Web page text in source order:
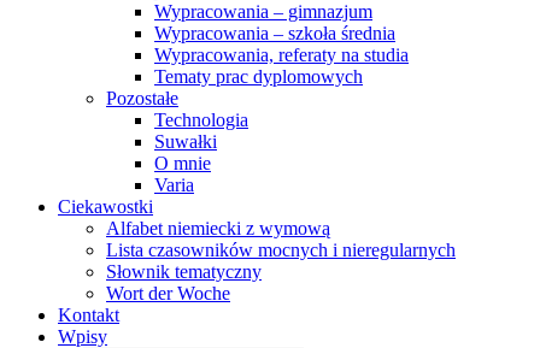
Wypracowania – gimnazjum
Wypracowania – szkoła średnia
Wypracowania, referaty na studia
Tematy prac dyplomowych
Pozostałe
Technologia
Suwałki
O mnie
Varia
Ciekawostki
Alfabet niemiecki z wymową
Lista czasowników mocnych i nieregularnych
Słownik tematyczny
Wort der Woche
Kontakt
Wpisy